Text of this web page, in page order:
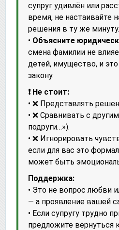
супруг удивлён или
время, не настаивайте
решения в ту же минуту.
• Объясните
смена фамилии не
детей, имущество, и
закону.
❗ Не стоит:
• ❌ Представлять
• ❌ Сравнивать с
подруги…»).
• ❌ Игнорировать
если для вас это
может быть
Поддержка:
• Это не вопрос любви
— а проявление вашей
• Если супругу трудно
предложите вернуться